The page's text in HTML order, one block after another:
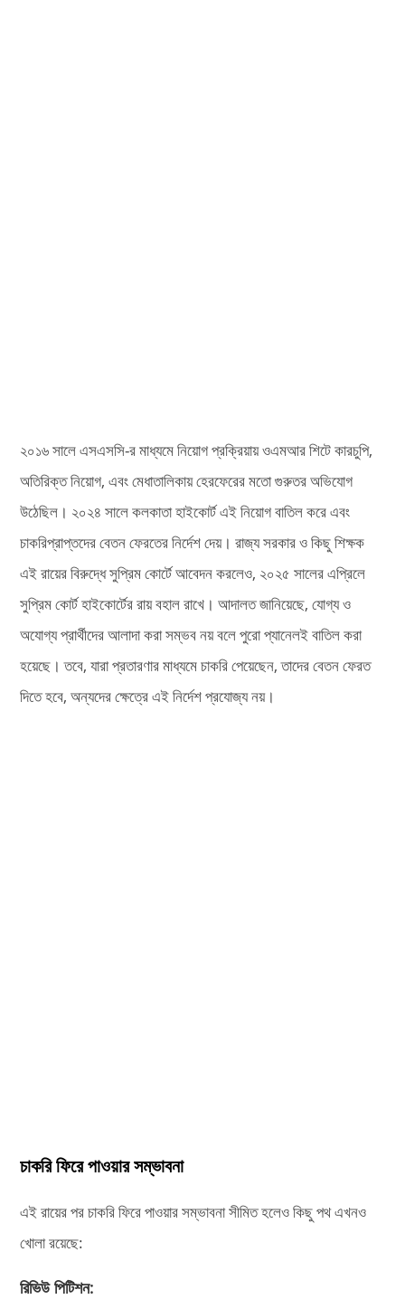
২০১৬ সালে এসএসসি-র মাধ্যমে নিয়োগ প্রক্রিয়ায় ওএমআর শিটে কারচুপি,
অতিরিক্ত নিয়োগ, এবং মেধাতালিকায় হেরফেরের মতো গুরুতর অভিযোগ
উঠেছিল। ২০২৪ সালে কলকাতা হাইকোর্ট এই নিয়োগ বাতিল করে এবং
চাকরিপ্রাপ্তদের বেতন ফেরতের নির্দেশ দেয়। রাজ্য সরকার ও কিছু শিক্ষক
এই রায়ের বিরুদ্ধে সুপ্রিম কোর্টে আবেদন করলেও, ২০২৫ সালের এপ্রিলে
সুপ্রিম কোর্ট হাইকোর্টের রায় বহাল রাখে। আদালত জানিয়েছে, যোগ্য ও
অযোগ্য প্রার্থীদের আলাদা করা সম্ভব নয় বলে পুরো প্যানেলই বাতিল করা
হয়েছে। তবে, যারা প্রতারণার মাধ্যমে চাকরি পেয়েছেন, তাদের বেতন ফেরত
দিতে হবে, অন্যদের ক্ষেত্রে এই নির্দেশ প্রযোজ্য নয়।
চাকরি ফিরে পাওয়ার সম্ভাবনা
এই রায়ের পর চাকরি ফিরে পাওয়ার সম্ভাবনা সীমিত হলেও কিছু পথ এখনও
খোলা রয়েছে:
রিভিউ পিটিশন: